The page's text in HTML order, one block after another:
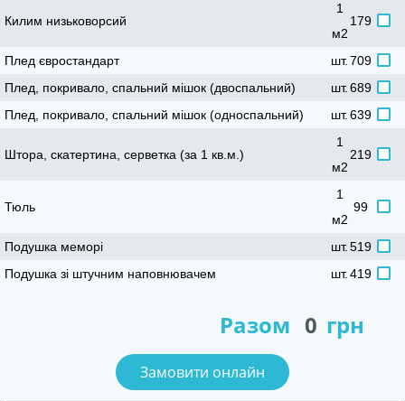
Килим низьковорсий
1
м2
179
Плед євростандарт шт.709
Плед, покривало, спальний мішок (двоспальний)
шт.689
Плед, покривало, спальний мішок (односпальний)
шт.639
Штора, скатертина, серветка (за 1 кв.м.)
1
м2
219
Тюль
1
м2
99
Подушка меморі шт.519
Подушка зі штучним наповнювачем
шт.419
Разом 0 рн
Замовити онлайн